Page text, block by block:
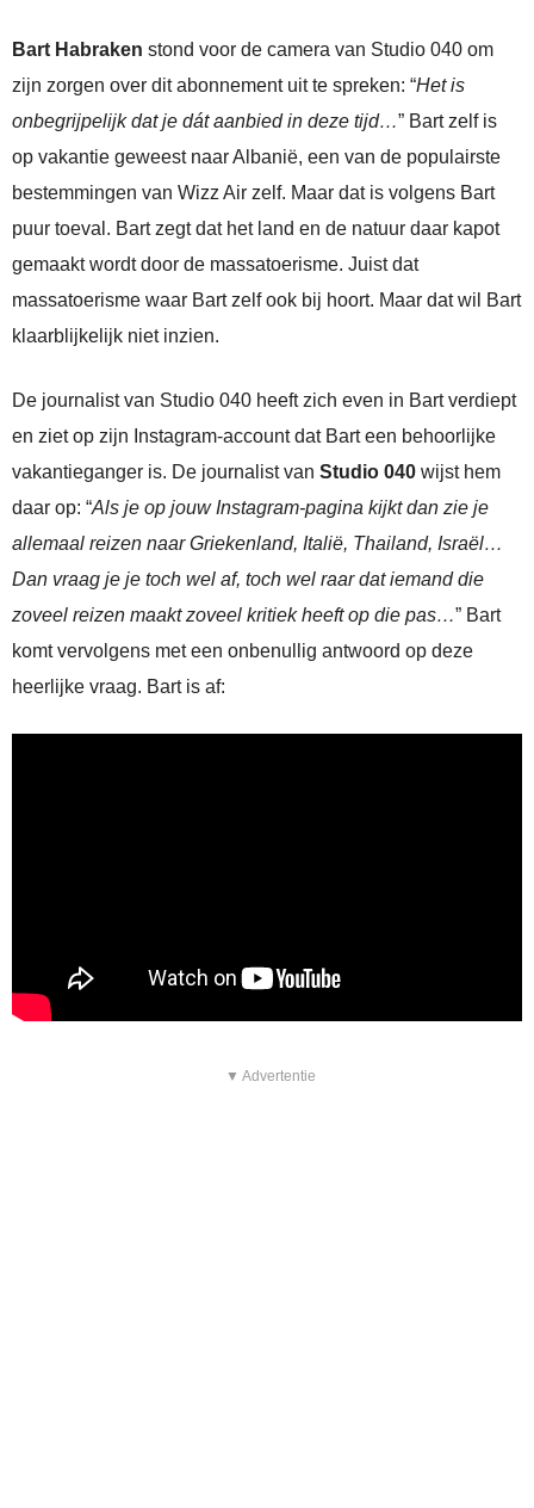
Bart Habraken stond voor de camera van Studio 040 om
zijn zorgen over dit abonnement uit te spreken: “Het is
onbegrijpelijk dat je dát aanbied in deze tijd…” Bart zelf is
op vakantie geweest naar Albanië, een van de populairste
bestemmingen van Wizz Air zelf. Maar dat is volgens Bart
puur toeval. Bart zegt dat het land en de natuur daar kapot
gemaakt wordt door de massatoerisme. Juist dat
massatoerisme waar Bart zelf ook bij hoort. Maar dat wil Bart
klaarblijkelijk niet inzien.
De journalist van Studio 040 heeft zich even in Bart verdiept
en ziet op zijn Instagram-account dat Bart een behoorlijke
vakantieganger is. De journalist van Studio 040 wijst hem
daar op: “Als je op jouw Instagram-pagina kijkt dan zie je
allemaal reizen naar Griekenland, Italië, Thailand, Israël…
Dan vraag je je toch wel af, toch wel raar dat iemand die
zoveel reizen maakt zoveel kritiek heeft op die pas…” Bart
komt vervolgens met een onbenullig antwoord op deze
heerlijke vraag. Bart is af:
▼ Advertentie